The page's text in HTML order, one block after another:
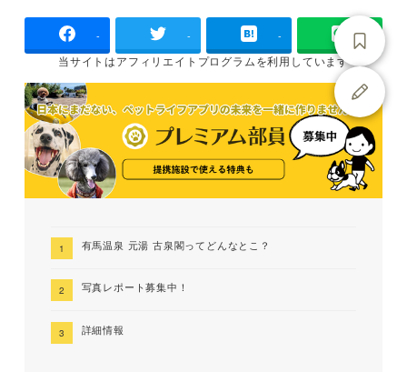
- - -
当サイトはアフィリエイトプログラムを利用しています
有馬温泉 元湯 古泉閣ってどんなとこ？
写真レポート募集中！
詳細情報